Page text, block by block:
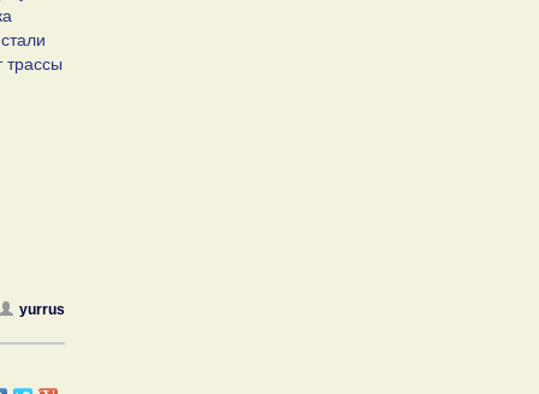
трассы
yurrus